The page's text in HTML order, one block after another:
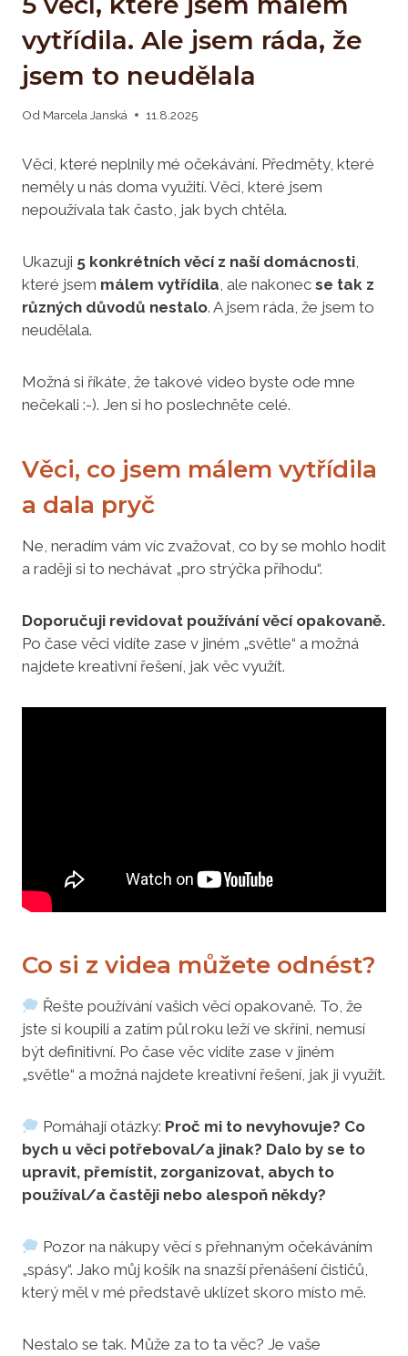
vytřídila. Ale jsem ráda, že
jsem to neudělala
Od Marcela Janská 11.8.2025
Věci, které neplnily mé očekávání. Předměty, které
neměly u nás doma využití. Věci, které jsem
nepoužívala tak často, jak bych chtěla.
Ukazuji 5 konkrétních věcí z naší domácnosti,
které jsem málem vytřídila, ale nakonec se tak z
různých důvodů nestalo. A jsem ráda, že jsem to
neudělala.
Možná si říkáte, že takové video byste ode mne
nečekali :-). Jen si ho poslechněte celé.
Věci, co jsem málem vytřídila
a dala pryč
Ne, neradím vám víc zvažovat, co by se mohlo hodit
a raději si to nechávat „pro strýčka příhodu“.
Doporučuji revidovat používání věcí opakovaně.
Po čase věci vidíte zase v jiném „světle“ a možná
najdete kreativní řešení, jak věc využít.
Co si z videa můžete odnést?
Řešte používání vašich věcí opakovaně. To, že
jste si koupili a zatím půl roku leží ve skříni, nemusí
být definitivní. Po čase věc vidíte zase v jiném
„světle“ a možná najdete kreativní řešení, jak ji využít.
Pomáhají otázky: Proč mi to nevyhovuje? Co
bych u věci potřeboval/a jinak? Dalo by se to
upravit, přemístit, zorganizovat, abych to
používal/a častěji nebo alespoň někdy?
Pozor na nákupy věcí s přehnaným očekáváním
„spásy“. Jako můj košík na snazší přenášení čističů,
který měl v mé představě uklízet skoro místo mě.
Nestalo se tak. Může za to ta věc? Je vaše